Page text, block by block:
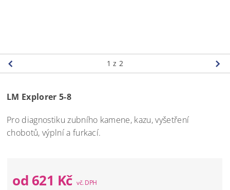
1 z 2
LM Explorer 5-8
Pro diagnostiku zubního kamene, kazu, vyšetření
chobotů, výplní a furkací.
od 621 Kč